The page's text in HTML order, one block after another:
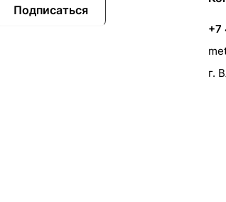
Подписаться
+7
г.